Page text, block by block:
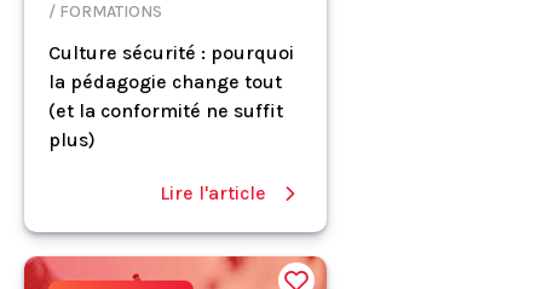
/ FORMATIONS
Culture sécurité : pourquoi
la pédagogie change tout
(et la conformité ne suffit
plus)
Lire l'article